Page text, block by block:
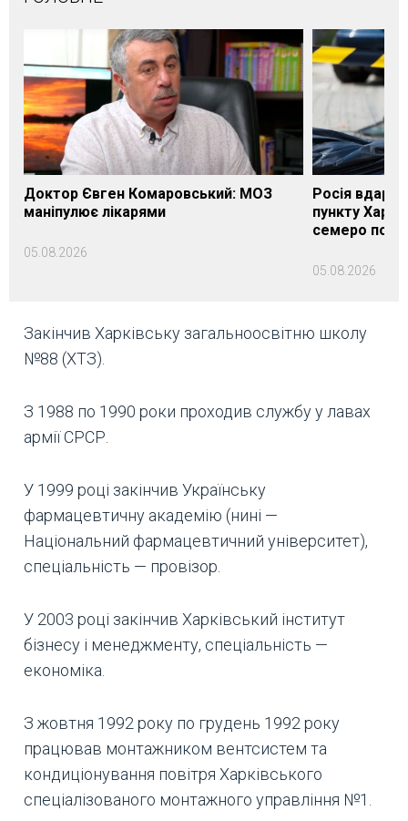
Доктор Євген Комаровський: МОЗ
маніпулює лікарями
05.08.2026
Росія
пункту
семеро
05.08.2026
Закінчив Харківську загальноосвітню школу
№88 (ХТЗ).
З 1988 по 1990 роки проходив службу у лавах
армії СРСР.
У 1999 році закінчив Українську
фармацевтичну академію (нині —
Національний фармацевтичний університет),
спеціальність — провізор.
У 2003 році закінчив Харківський інститут
бізнесу і менеджменту, спеціальність —
економіка.
З жовтня 1992 року по грудень 1992 року
працював монтажником вентсистем та
кондиціонування повітря Харківського
спеціалізованого монтажного управління №1.